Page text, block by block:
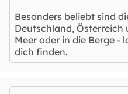
Besonders beliebt sind
Deutschland,
Meer oder in die Berge -
dich finden.